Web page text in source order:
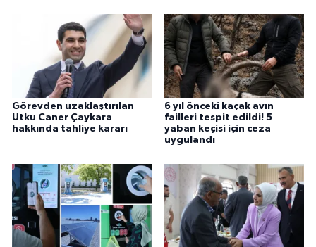
Görevden uzaklaştırılan
Utku Caner Çaykara
hakkında tahliye kararı
6 yıl önceki kaçak avın
failleri tespit edildi! 5
yaban keçisi için ceza
uygulandı